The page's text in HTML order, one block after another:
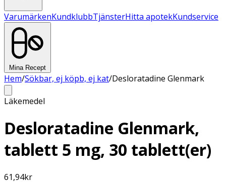
VarumärkenKundklubbTjänsterHitta apotekKundservice
Mina Recept
Hem/Sökbar, ej köpb, ej kat/Desloratadine Glenmark
Läkemedel
Desloratadine Glenmark,
tablett 5 mg, 30 tablett(er)
61,94kr